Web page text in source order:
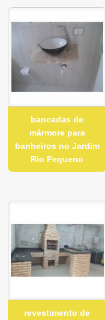
bancadas de
mármore para
banheiros no Jardim
Rio Pequeno
revestimento de